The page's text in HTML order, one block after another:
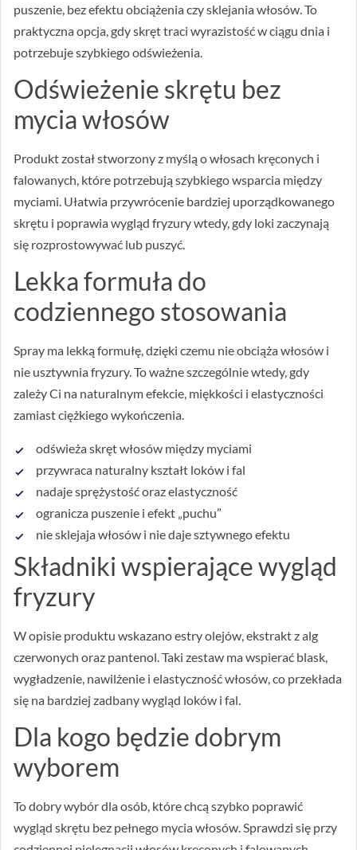
puszenie, bez efektu obciążenia czy sklejania włosów. To
praktyczna opcja, gdy skręt traci wyrazistość w ciągu dnia i
potrzebuje szybkiego odświeżenia.
Odświeżenie skrętu bez
mycia włosów
Produkt został stworzony z myślą o włosach kręconych i
falowanych, które potrzebują szybkiego wsparcia między
myciami. Ułatwia przywrócenie bardziej uporządkowanego
skrętu i poprawia wygląd fryzury wtedy, gdy loki zaczynają
się rozprostowywać lub puszyć.
Lekka formuła do
codziennego stosowania
Spray ma lekką formułę, dzięki czemu nie obciąża włosów i
nie usztywnia fryzury. To ważne szczególnie wtedy, gdy
zależy Ci na naturalnym efekcie, miękkości i elastyczności
zamiast ciężkiego wykończenia.
odświeża skręt włosów między myciami
przywraca naturalny kształt loków i fal
nadaje sprężystość oraz elastyczność
ogranicza puszenie i efekt „puchu”
nie sklejaja włosów i nie daje sztywnego efektu
Składniki wspierające wygląd
fryzury
W opisie produktu wskazano estry olejów, ekstrakt z alg
czerwonych oraz pantenol. Taki zestaw ma wspierać blask,
wygładzenie, nawilżenie i elastyczność włosów, co przekłada
się na bardziej zadbany wygląd loków i fal.
Dla kogo będzie dobrym
wyborem
To dobry wybór dla osób, które chcą szybko poprawić
wygląd skrętu bez pełnego mycia włosów. Sprawdzi się przy